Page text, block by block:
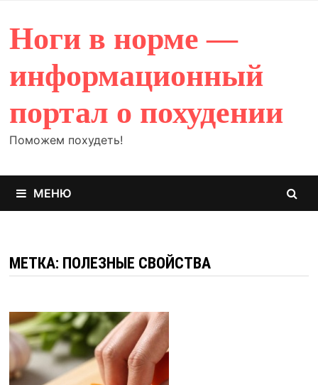
содержимому
Ноги в норме —
информационный
портал о похудении
Поможем похудеть!
МЕНЮ
МЕТКА: ПОЛЕЗНЫЕ СВОЙСТВА